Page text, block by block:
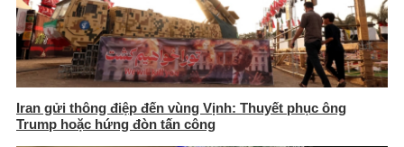
Iran gửi thông điệp đến vùng Vịnh: Thuyết phục ông
Trump hoặc hứng đòn tấn công